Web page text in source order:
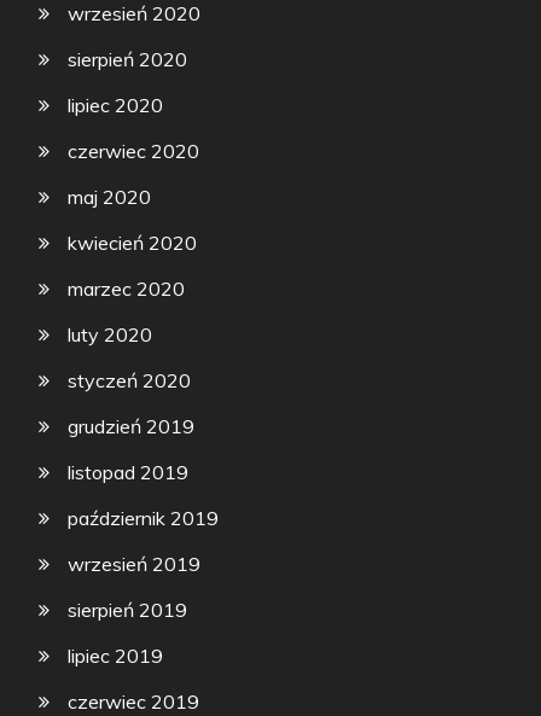
wrzesień 2020
sierpień 2020
lipiec 2020
czerwiec 2020
maj 2020
kwiecień 2020
marzec 2020
luty 2020
styczeń 2020
grudzień 2019
listopad 2019
październik 2019
wrzesień 2019
sierpień 2019
lipiec 2019
czerwiec 2019